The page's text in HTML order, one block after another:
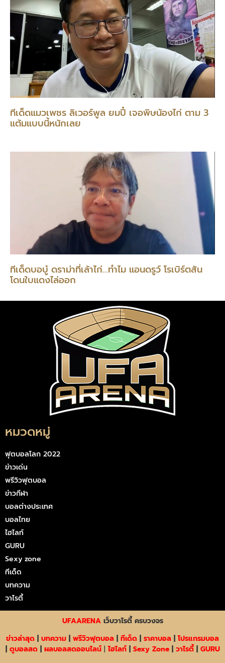
ทีเด็ดแมวเพชร ลิเวอร์พูล ยมปี๋ เจอพิษน้องไก่ ตาม 3
แต้มแบบนี้หนักเลย
ทีเด็ดบอบู๋ ดราม่าที่เล้าไก่…ทำไม แอนดรูว์ โรเบิร์ตสัน
โดนใบแดงไล่ออก
หมวดหมู่
ฟุตบอลโลก 2022
ข่าวเด่น
พรีวิวฟุตบอล
ข่าวกีฬา
บอลต่างประเทศ
บอลไทย
ไฮไลท์
GURU
Sexy zone
ทีเด็ด
บทความ
วาไรตี้
UFAARENAเว็บวาไรตี้ ครบวงจร
ข่าวล่าสุด
บทความ พรีวิวฟุตบอล ทีเด็ด ราคาบอล |โปรแกรมบอล
ดูบอลสด ผลบอลสดออนไลน์|ไฮไลท์| Sexy Zone| วาไรตี้| GURU